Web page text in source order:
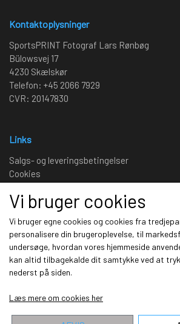
Kontaktoplysninger
SportsPRINT Fotograf Lars Rønbøg
Bülowsvej 17
4230 Skælskør
Telefon: +45 2066 7929
CVR: 20147830
Links
Salgs- og leveringsbetingelser
Cookies
Kunde login
Sociale medier
Vi bruger cookies
Vi bruger egne cookies og cookies fra
personalisere din brugeroplevelse, til
undersøge, hvordan vores hjemmeside
kan altid tilbagekalde dit samtykke ved at
nederst på siden.
Læs mere om cookies her